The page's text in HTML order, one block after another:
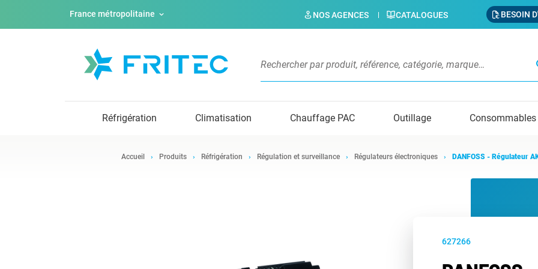
France métropolitaine NOS AGENCES CATALOGUES BESOIN
Réfrigération Climatisation Chauffage PAC Outillage Consommables
Accueil Produits Réfrigération Régulation et surveillance Régulateurs électroniques DANFOSS - Régulateur
627266